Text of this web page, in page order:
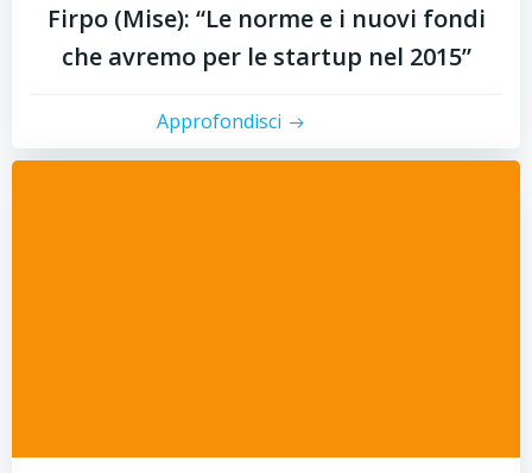
Firpo (Mise): “Le norme e i nuovi fondi
che avremo per le startup nel 2015”
Approfondisci